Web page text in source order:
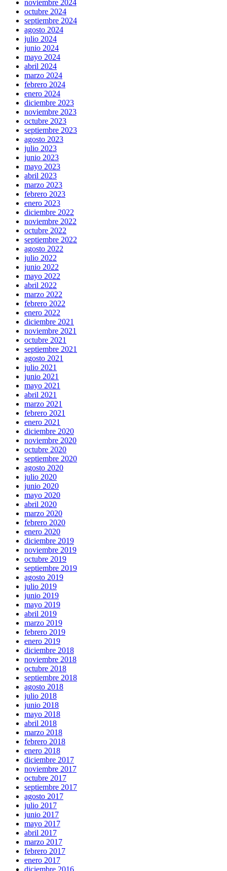
noviembre 2024
octubre 2024
septiembre 2024
agosto 2024
julio 2024
junio 2024
mayo 2024
abril 2024
marzo 2024
febrero 2024
enero 2024
diciembre 2023
noviembre 2023
octubre 2023
septiembre 2023
agosto 2023
julio 2023
junio 2023
mayo 2023
abril 2023
marzo 2023
febrero 2023
enero 2023
diciembre 2022
noviembre 2022
octubre 2022
septiembre 2022
agosto 2022
julio 2022
junio 2022
mayo 2022
abril 2022
marzo 2022
febrero 2022
enero 2022
diciembre 2021
noviembre 2021
octubre 2021
septiembre 2021
agosto 2021
julio 2021
junio 2021
mayo 2021
abril 2021
marzo 2021
febrero 2021
enero 2021
diciembre 2020
noviembre 2020
octubre 2020
septiembre 2020
agosto 2020
julio 2020
junio 2020
mayo 2020
abril 2020
marzo 2020
febrero 2020
enero 2020
diciembre 2019
noviembre 2019
octubre 2019
septiembre 2019
agosto 2019
julio 2019
junio 2019
mayo 2019
abril 2019
marzo 2019
febrero 2019
enero 2019
diciembre 2018
noviembre 2018
octubre 2018
septiembre 2018
agosto 2018
julio 2018
junio 2018
mayo 2018
abril 2018
marzo 2018
febrero 2018
enero 2018
diciembre 2017
noviembre 2017
octubre 2017
septiembre 2017
agosto 2017
julio 2017
junio 2017
mayo 2017
abril 2017
marzo 2017
febrero 2017
enero 2017
diciembre 2016